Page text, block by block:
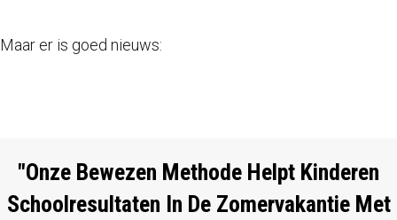
Maar er is goed nieuws:
"Onze Bewezen Methode Helpt Kinderen
Schoolresultaten In De Zomervakantie Met